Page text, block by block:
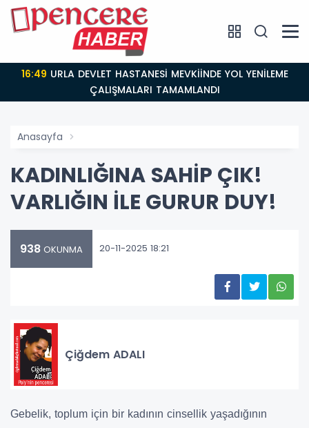
16:49
ÇALIŞMALARI TAMAMLANDI
Anasayfa
KADINLIĞINA SAHİP ÇIK!
VARLIĞIN İLE GURUR DUY!
938 OKUNMA 20-11-2025 18:21
Çiğdem ADALI
Gebelik, toplum için bir kadının cinsellik yaşadığının